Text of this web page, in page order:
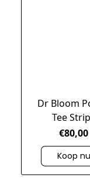
Dr Bloom
Tee
€80,00
Koop nu